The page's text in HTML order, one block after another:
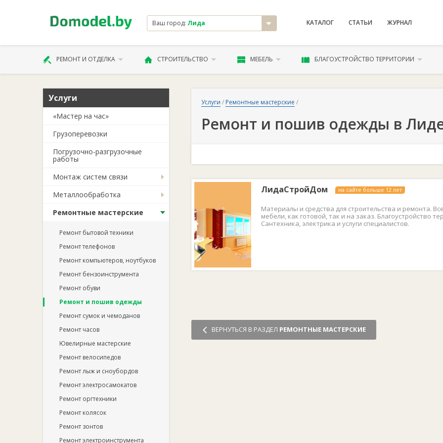
Ваш город: Лида КАТАЛОГ СТАТЬИ ЖУРНАЛ
РЕМОНТ И ОТДЕЛКА СТРОИТЕЛЬСТВО МЕБЕЛЬ БЛАГОУСТРОЙСТВО ТЕРРИТОРИИ
Услуги
«Мастер на час»
Грузоперевозки
Погрузочно-разгрузочные
работы
Монтаж систем связи
Металлообработка
Ремонтные мастерские
Ремонт бытовой техники
Ремонт телефонов
Ремонт компьютеров, ноутбуков
Ремонт бензоинструмента
Ремонт обуви
Ремонт и пошив одежды
Ремонт сумок и чемоданов
Ремонт часов
Ювелирные мастерские
Ремонт велосипедов
Ремонт лыж и сноубордов
Ремонт электросамокатов
Ремонт оргтехники
Ремонт колясок
Ремонт зонтов
Ремонт электроинструмента
Услуги / Ремонтные мастерские /
Ремонт и пошив одежды в
ЛидаСтройДом на сайте больше 12 лет
Материалы и средства для строительства и ремонта.
мебели, как готовой, так и на заказ. Благоустройство
Сантехника, электрика и услуги специалистов.
ВЕРНУТЬСЯ В РАЗДЕЛ РЕМОНТНЫЕ МАСТЕРСКИЕ